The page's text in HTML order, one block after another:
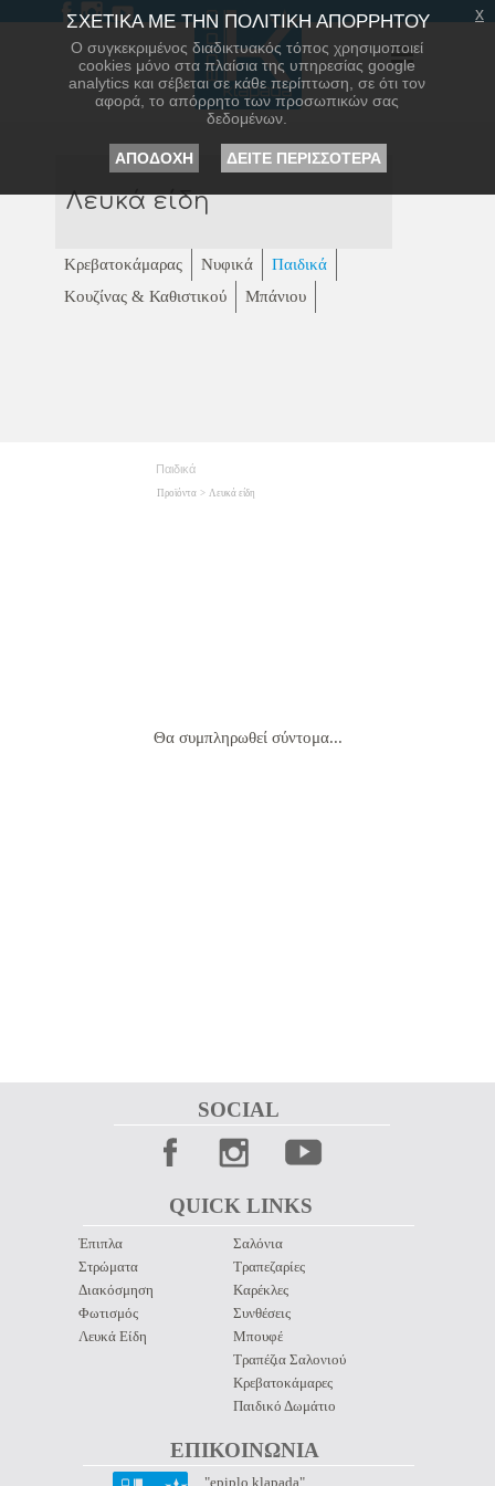
Λευκά είδη
Κρεβατοκάμαρας Νυφικά
Παιδικά
Κουζίνας & Καθιστικού
Μπάνιου
Παιδικά
Προϊόντα > Λευκά είδη
Θα συμπληρωθεί σύντομα...
QUICK LINKS
ΕΠΙΚΟΙΝΩΝΙΑ
SOCIAL
Έπιπλα
Στρώματα
Διακόσμηση
Φωτισμός
Λευκά Είδη
Σαλόνια
Τραπεζαρίες
Καρέκλες
Συνθέσεις
Μπουφέ
Τραπέζια Σαλονιού
Κρεβατοκάμαρες
Παιδικό Δωμάτιο
"epiplo klapada"
ΣΧΕΤΙΚΑ ΜΕ ΤΗΝ ΠΟΛΙΤΙΚΗ ΑΠΟΡΡΗΤΟΥ
Ο συγκεκριμένος διαδικτυακός τόπος χρησιμοποιεί
cookies μόνο στα πλαίσια της υπηρεσίας google
analytics και σέβεται σε κάθε περίπτωση, σε ότι τον
αφορά, το απόρρητο των προσωπικών σας
δεδομένων.
ΑΠΟΔΟΧΗ ΔΕΙΤΕ ΠΕΡΙΣΣΟΤΕΡΑ
x